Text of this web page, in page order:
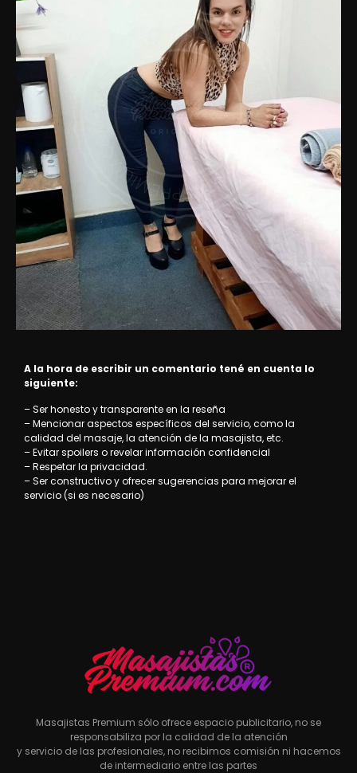
A la hora de escribir un comentario tené en cuenta lo
siguiente:
– Ser honesto y transparente en la reseña
– Mencionar aspectos específicos del servicio, como la
calidad del masaje, la atención de la masajista, etc.
– Evitar spoilers o revelar información confidencial
– Respetar la privacidad.
– Ser constructivo y ofrecer sugerencias para mejorar el
servicio (si es necesario)
Masajistas Premium sólo ofrece espacio publicitario, no se
responsabiliza por la calidad de la atención
y servicio de las profesionales, no recibimos comisión ni hacemos
de intermediario entre las partes